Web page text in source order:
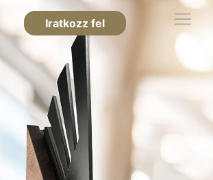
Iratkozz fel